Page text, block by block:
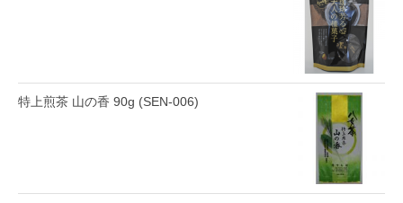
特上煎茶 山の香 90g (SEN-006)